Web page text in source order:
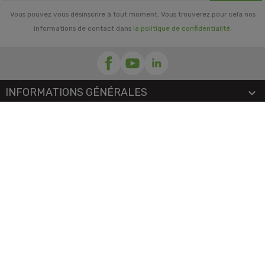
Vous pouvez vous désinscrire à tout moment. Vous trouverez pour cela nos
informations de contact dans la politique de confidentialité.
INFORMATIONS GÉNÉRALES 